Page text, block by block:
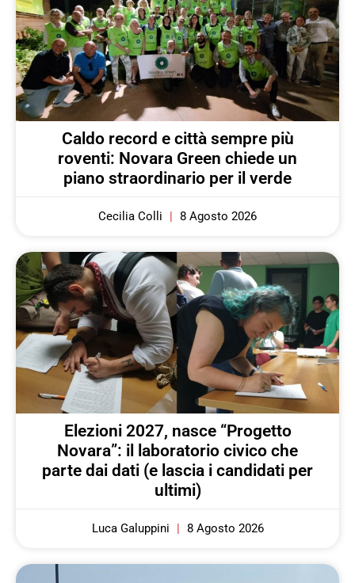
Caldo record e città sempre più
roventi: Novara Green chiede un
piano straordinario per il verde
Cecilia Colli 8 Agosto 2026
Elezioni 2027, nasce “Progetto
Novara”: il laboratorio civico che
parte dai dati (e lascia i candidati per
ultimi)
Luca Galuppini 8 Agosto 2026